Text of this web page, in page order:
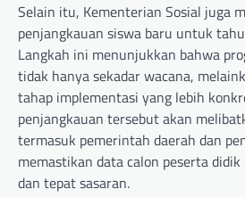
Selain itu, Kementerian Sosial juga
penjangkauan siswa baru untuk
Langkah ini menunjukkan bahwa
tidak hanya sekadar wacana,
tahap implementasi yang lebih
penjangkauan tersebut akan
termasuk pemerintah daerah dan
memastikan data calon peserta
dan tepat sasaran.